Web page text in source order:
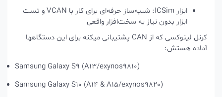
ابزار ICSim: شبیه‌ساز حرفه‌ای برای کار با VCAN و تست
ابزار بدون نیاز به سخت‌افزار واقعی
کرنل لینوکسی که از CAN پشتیبانی میکنه برای این دستگاهها
آماده هستش:
Samsung Galaxy S9 (A13/exynos9810)
Samsung Galaxy S10 (A14 & A15/exynos9820)